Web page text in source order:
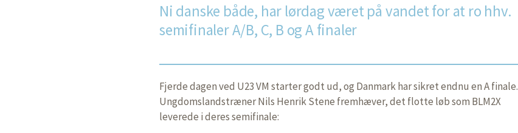
Ni danske både, har lørdag været på vandet for at ro hhv.
semifinaler A/B, C, B og A finaler
Fjerde dagen ved U23 VM starter godt ud, og Danmark har sikret endnu en A finale.
Ungdomslandstræner Nils Henrik Stene fremhæver, det flotte løb som BLM2X
leverede i deres semifinale: